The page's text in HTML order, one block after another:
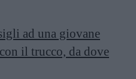
ad una giovane
il trucco, da dove